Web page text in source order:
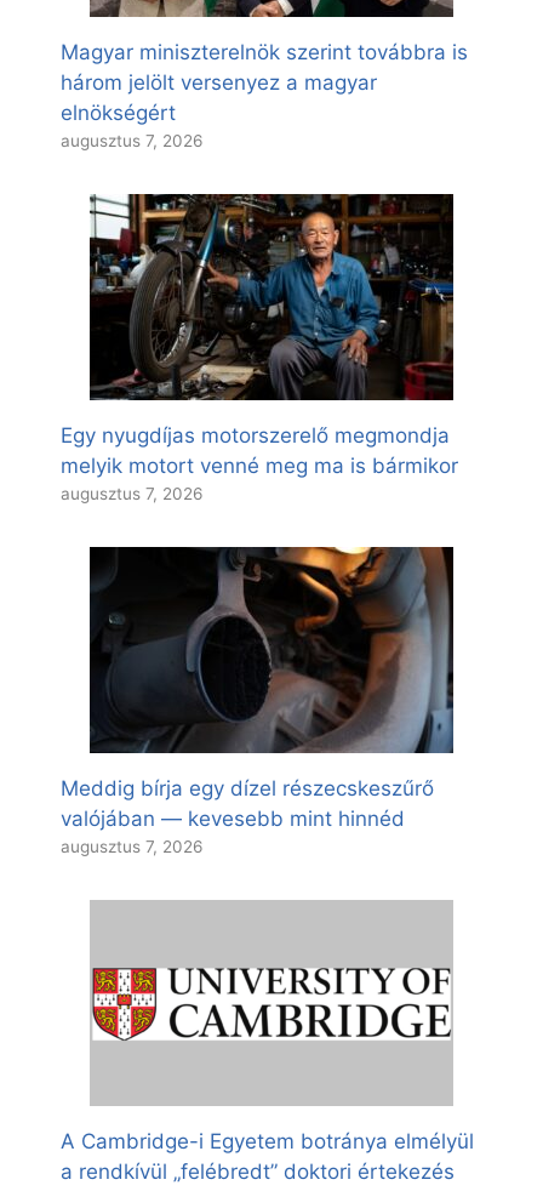
Magyar miniszterelnök szerint továbbra is
három jelölt versenyez a magyar
elnökségért
augusztus 7, 2026
Egy nyugdíjas motorszerelő megmondja
melyik motort venné meg ma is bármikor
augusztus 7, 2026
Meddig bírja egy dízel részecskeszűrő
valójában — kevesebb mint hinnéd
augusztus 7, 2026
A Cambridge-i Egyetem botránya elmélyül
a rendkívül „felébredt” doktori értekezés